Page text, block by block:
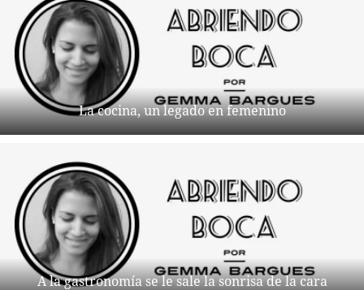
La cocina, un legado en femenino
A la gastronomía se le sale la sonrisa de la cara